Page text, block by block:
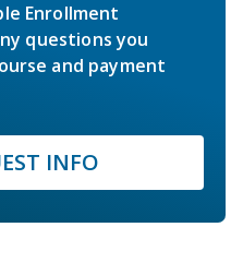
Enrollment
questions you
and payment
INFO